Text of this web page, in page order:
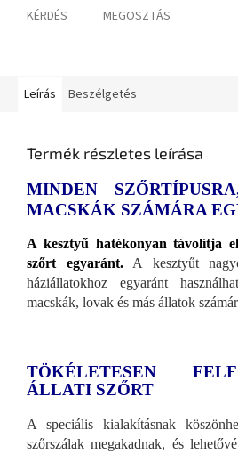
KÉRDÉS MEGOSZTÁS
Leírás Beszélgetés
Termék részletes leírása
MINDEN
MACSKÁK SZÁMÁRA
A kesztyű hatékonyan távolítja
szőrt egyaránt.
A kesztyűt
háziállatokhoz egyaránt
macskák, lovak és más állatok
TÖKÉLETESEN
ÁLLATI SZŐRT
A speciális kialakításnak
szőrszálak megakadnak, és